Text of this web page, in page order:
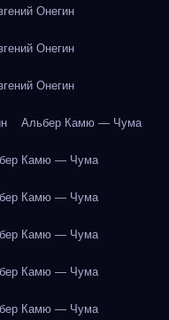
Онегин
Онегин
Онегин
Альбер Камю — Чума
Камю — Чума
Камю — Чума
Камю — Чума
Камю — Чума
Камю — Чума